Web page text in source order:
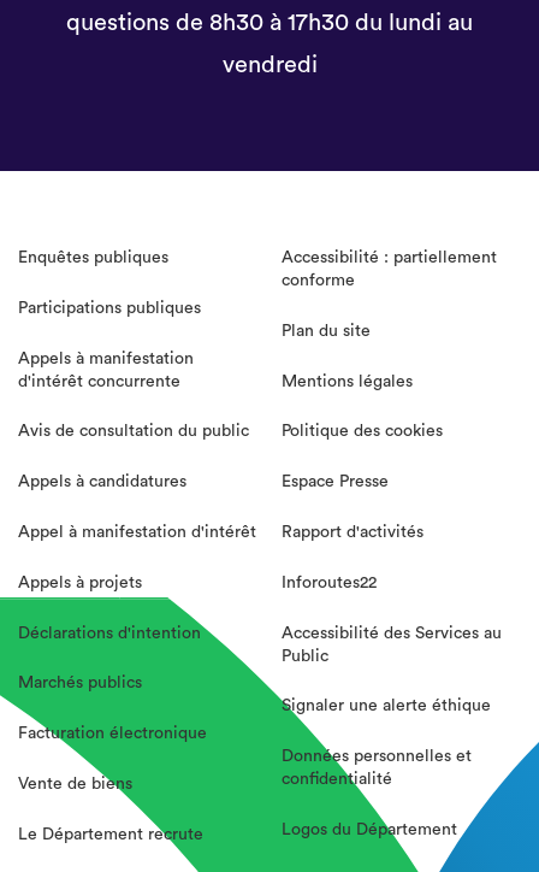
questions de 8h30 à 17h30 du lundi au
vendredi
Enquêtes publiques
Participations publiques
Appels à manifestation
d'intérêt concurrente
Avis de consultation du public
Appels à candidatures
Appel à manifestation d'intérêt
Appels à projets
Déclarations d'intention
Marchés publics
Facturation électronique
Vente de biens
Le Département recrute
Accessibilité : partiellement
conforme
Plan du site
Mentions légales
Politique des cookies
Espace Presse
Rapport d'activités
Inforoutes22
Accessibilité des Services au
Public
Signaler une alerte éthique
Données personnelles et
confidentialité
Logos du Département